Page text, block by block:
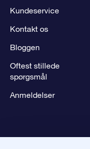
Kundeservice
Kontakt os
Bloggen
Oftest stillede
spørgsmål
Anmeldelser